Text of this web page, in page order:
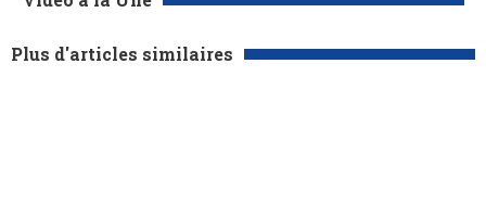
Plus d'articles similaires